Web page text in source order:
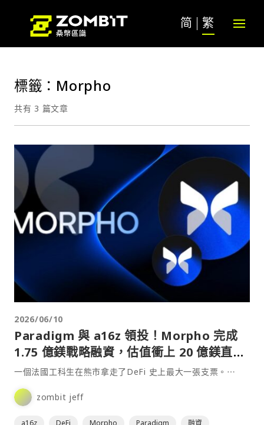
简 繁
標籤：Morpho
共有 3 篇文章
2026/06/10
Paradigm 與 a16z 領投！Morpho 完成
1.75 億鎂戰略融資，估值衝上 20 億鎂直追
Aave
一個法國工科生在熊市拿走了DeFi 史上最大一張支票。⋯
zombit jeff
a16z DeFi Morpho Paradigm 融資